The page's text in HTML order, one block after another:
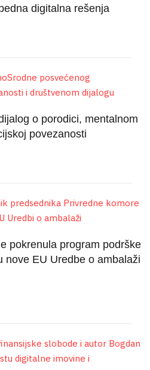
digitalna rešenja
o porodici, mentalnom
povezanosti
pokrenula program podrške
nove EU Uredbe o ambalaži